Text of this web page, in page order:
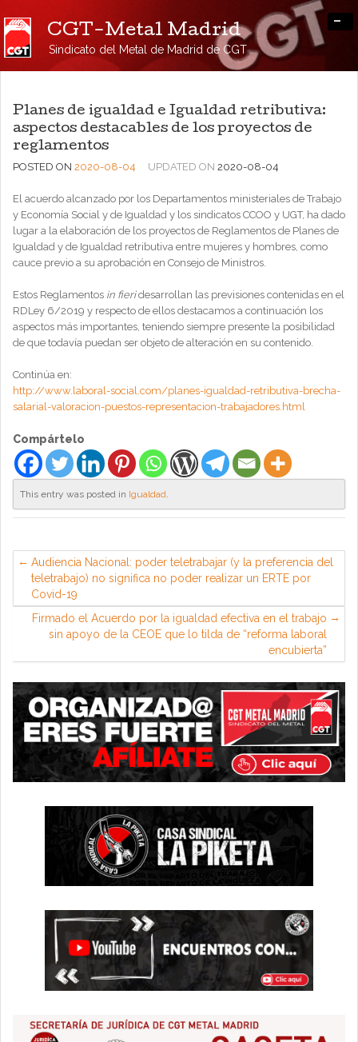
CGT-Metal Madrid
Sindicato del Metal de Madrid de CGT
-
Planes de igualdad e Igualdad retributiva:
aspectos destacables de los proyectos de
reglamentos
POSTED ON 2020-08-04 UPDATED ON 2020-08-04
El acuerdo alcanzado por los Departamentos ministeriales de Trabajo
y Economía Social y de Igualdad y los sindicatos CCOO y UGT, ha dado
lugar a la elaboración de los proyectos de Reglamentos de Planes de
Igualdad y de Igualdad retributiva entre mujeres y hombres, como
cauce previo a su aprobación en Consejo de Ministros.
Estos Reglamentos in fieridesarrollan las previsiones contenidas en el
RDLey 6/2019 y respecto de ellos destacamos a continuación los
aspectos más importantes, teniendo siempre presente la posibilidad
de que todavía puedan ser objeto de alteración en su contenido.
Continúa en:
http://www.laboral-social.com/planes-igualdad-retributiva-brecha-
salarial-valoracion-puestos-representacion-trabajadores.html
Compártelo
This entry was posted in Igualdad.
Audiencia Nacional: poder teletrabajar (y la preferencia del
teletrabajo) no significa no poder realizar un ERTE por
Covid-19
Firmado el Acuerdo por la igualdad efectiva en el trabajo
sin apoyo de la CEOE que lo tilda de “reforma laboral
encubierta”